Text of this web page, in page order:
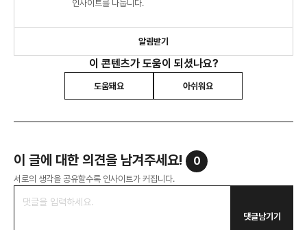
인사이트를 나눕니다.
알림받기
이 콘텐츠가 도움이 되셨나요?
도움돼요 아쉬워요
이 글에 대한 의견을 남겨주세요! 0
서로의 생각을 공유할수록 인사이트가 커집니다.
댓글남기기